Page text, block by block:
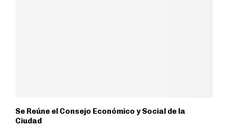
Se Reúne el Consejo Económico y Social de la
Ciudad